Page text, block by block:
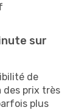
sur
de
des prix très
plus